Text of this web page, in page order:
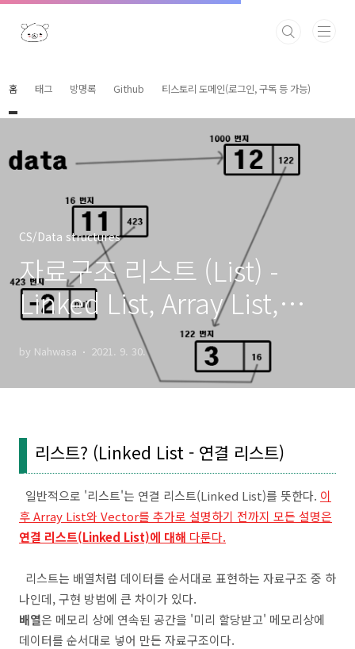
본문 바로가기
홈 태그 방명록 Github 티스토리 도메인(로그인, 구독 등 가능)
CS/Data structures
자료구조 리스트 (List) -
Linked List, Array List,
Vector 차이점 포함
by Nahwasa 2021. 9. 30.
리스트? (Linked List - 연결 리스트)
일반적으로 '리스트'는 연결 리스트(Linked List)를 뜻한다. 이
후 Array List와 Vector를 추가로 설명하기 전까지 모든 설명은
연결 리스트(Linked List)에 대해 다룬다.
리스트는 배열처럼 데이터를 순서대로 표현하는 자료구조 중 하
나인데, 구현 방법에 큰 차이가 있다.
배열은 메모리 상에 연속된 공간을 '미리 할당받고' 메모리상에
데이터를 순서대로 넣어 만든 자료구조이다.